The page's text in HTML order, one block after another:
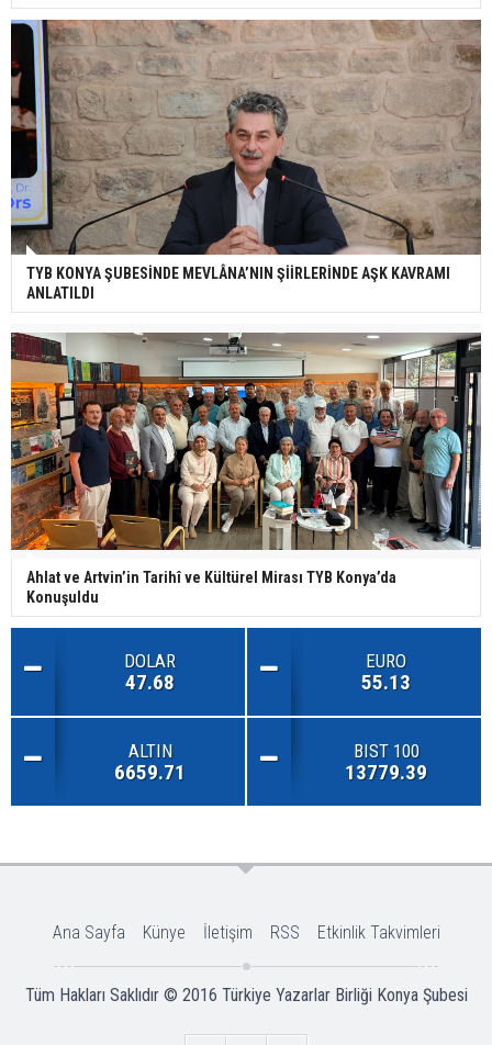
TYB KONYA ŞUBESİNDE MEVLÂNA’NIN ŞİİRLERİNDE AŞK KAVRAMI
ANLATILDI
Ahlat ve Artvin’in Tarihî ve Kültürel Mirası TYB Konya’da
Konuşuldu
DOLAR
47.68
EURO
55.13
ALTIN
6659.71
BIST 100
13779.39
Ana Sayfa Künye İletişim RSS Etkinlik Takvimleri
Tüm Hakları Saklıdır © 2016 Türkiye Yazarlar Birliği Konya Şubesi